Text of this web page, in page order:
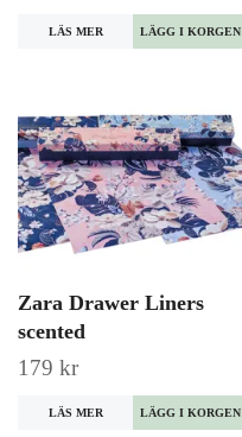
LÄS MER LÄGG I KORGEN
Zara Drawer Liners
scented
179 kr
LÄS MER LÄGG I KORGEN